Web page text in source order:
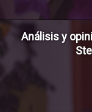
Análisis y